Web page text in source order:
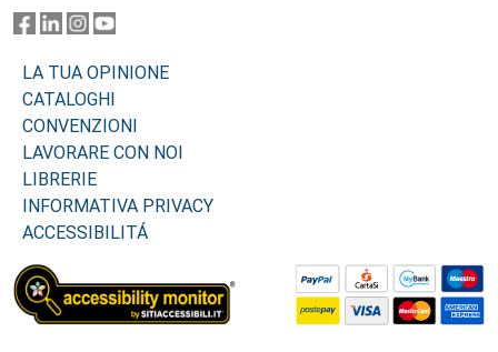
LA TUA OPINIONE
CATALOGHI
CONVENZIONI
LAVORARE CON NOI
LIBRERIE
INFORMATIVA PRIVACY
ACCESSIBILITÁ